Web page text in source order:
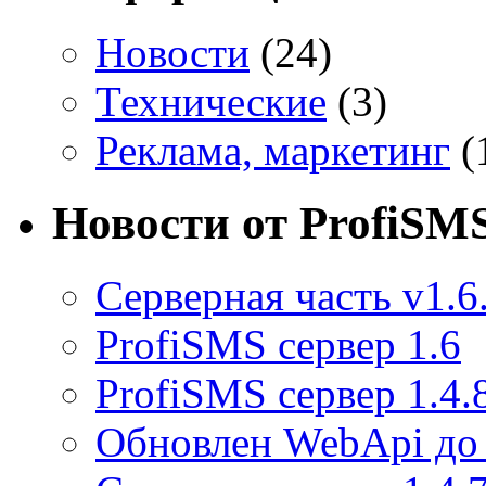
Новости (24)
Технические (3)
Реклама, маркетинг
Новости от
Серверная часть
ProfiSMS сервер 1.6
ProfiSMS сервер
Обновлен WebApi